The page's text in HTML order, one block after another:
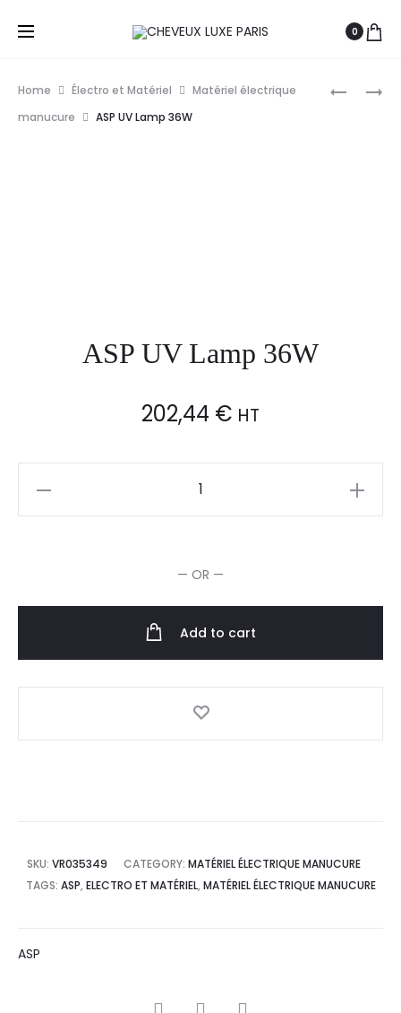
0
PROMED
Home Électro et Matériel
Matériel électrique
manucure
ASP UV Lamp 36W
ASP UV Lamp 36W
202,44 € HT
— OR —
Add to cart
SKU: VR035349 CATEGORY: MATÉRIEL ÉLECTRIQUE MANUCURE
TAGS: ASP, ELECTRO ET MATÉRIEL, MATÉRIEL ÉLECTRIQUE MANUCURE
ASP
SHARE